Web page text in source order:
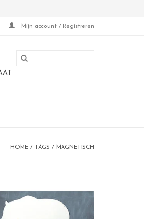
Mijn account / Registreren
HOME / TAGS / MAGNETISCH
Ideaal voor berichtjes op te
schrijven/ tekenen en kaartjes of
foto's op te hangen.